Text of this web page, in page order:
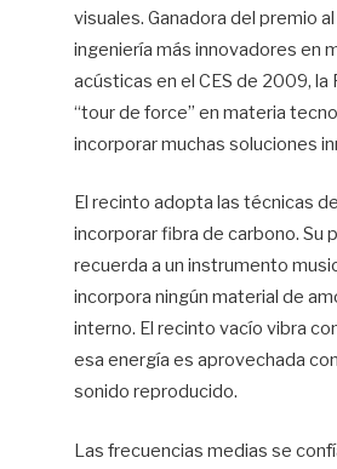
visuales. Ganadora del premio
ingeniería más innovadores en
acústicas en el CES de 2009, la
“tour de force” en materia
incorporar muchas soluciones
El recinto adopta las técnicas de
incorporar fibra de carbono. Su
recuerda a un instrumento
incorpora ningún material de
interno. El recinto vacío vibra
esa energía es aprovechada
sonido reproducido.
Las frecuencias medias se